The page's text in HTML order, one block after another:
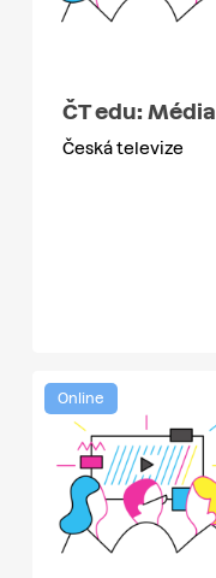
ČT edu: Média
Česká televize
Online